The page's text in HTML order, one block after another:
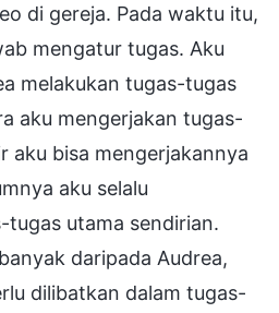
di gereja. Pada waktu itu,
mengatur tugas. Aku
melakukan tugas-tugas
aku mengerjakan tugas-
aku bisa mengerjakannya
aku selalu
tugas utama sendirian.
daripada Audrea,
dilibatkan dalam tugas-